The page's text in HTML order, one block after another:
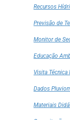
Recursos
Previsão de
Monitor de
Educação
Visita
Dados
Materiais